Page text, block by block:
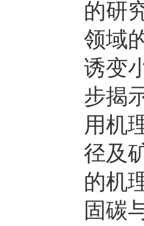
的研
领域
诱变
步揭
用机
径及
的机
固碳